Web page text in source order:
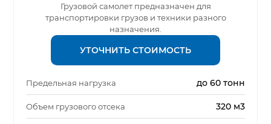
Грузовой самолет предназначен для
транспортировки грузов и техники разного
назначения.
УТОЧНИТЬ СТОИМОСТЬ
Предельная нагрузка до 60 тонн
Объем грузового отсека 320 м3